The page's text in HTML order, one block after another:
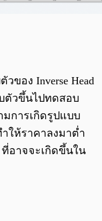
ของ Inverse Head
ตัวขึ้นไปทดสอบ
การเกิดรูปแบบ
ำให้ราคาลงมาต่ำ
ที่อาจจะเกิดขึ้นใน